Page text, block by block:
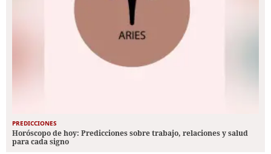
PREDICCIONES
Horóscopo de hoy: Predicciones sobre trabajo, relaciones y salud
para cada signo